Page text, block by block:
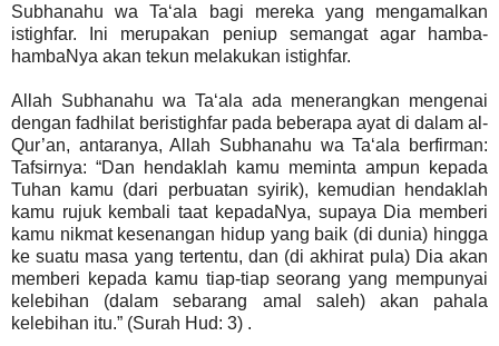
Subhanahu wa Ta‘ala bagi mereka yang mengamalkan
istighfar. Ini merupakan peniup semangat agar hamba-
hambaNya akan tekun melakukan istighfar.
Allah Subhanahu wa Ta‘ala ada menerangkan mengenai
dengan fadhilat beristighfar pada beberapa ayat di dalam al-
Qur’an, antaranya, Allah Subhanahu wa Ta‘ala berfirman:
Tafsirnya: “Dan hendaklah kamu meminta ampun kepada
Tuhan kamu (dari perbuatan syirik), kemudian hendaklah
kamu rujuk kembali taat kepadaNya, supaya Dia memberi
kamu nikmat kesenangan hidup yang baik (di dunia) hingga
ke suatu masa yang tertentu, dan (di akhirat pula) Dia akan
memberi kepada kamu tiap-tiap seorang yang mempunyai
kelebihan (dalam sebarang amal saleh) akan pahala
kelebihan itu.” (Surah Hud: 3) .